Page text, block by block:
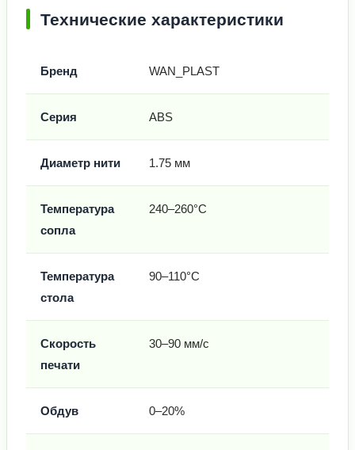
Технические характеристики
Бренд WAN_PLAST
Серия ABS
Диаметр нити 1.75 мм
Температура
сопла
240–260°C
Температура
стола
90–110°C
Скорость
печати
30–90 мм/с
Обдув 0–20%